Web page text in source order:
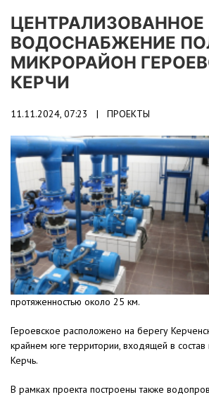
ЦЕНТРАЛИЗОВАННОЕ
ВОДОСНАБЖЕНИЕ
МИКРОРАЙОН
КЕРЧИ
11.11.2024, 07:23 | ПРОЕКТЫ
протяженностью около 25 км.
Героевское расположено на берегу
крайнем юге территории, входящей в состав
Керчь.
В рамках проекта построены также